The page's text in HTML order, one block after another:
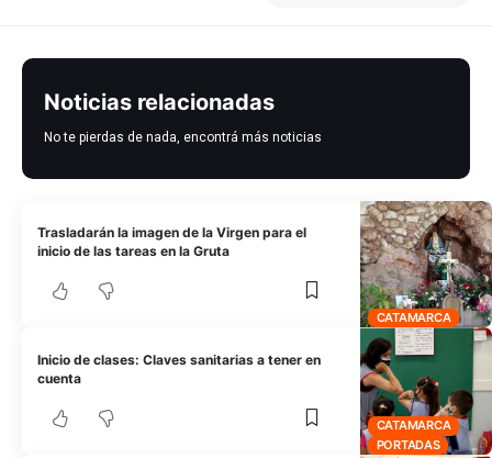
Noticias relacionadas
No te pierdas de nada, encontrá más noticias
CATAMARCA
Trasladarán la imagen de la Virgen para el
inicio de las tareas en la Gruta
CATAMARCA
PORTADAS
Inicio de clases: Claves sanitarias a tener en
cuenta